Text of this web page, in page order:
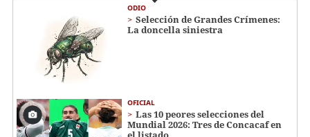
ODIO
Selección de Grandes Crímenes:
La doncella siniestra
OFICIAL
Las 10 peores selecciones del
Mundial 2026: Tres de Concacaf en